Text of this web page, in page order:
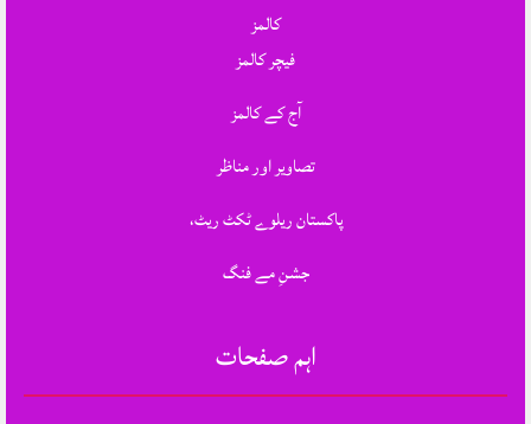
کالمز
فیچر کالمز
آج کے کالمز
تصاویر اور مناظر
پاکستان ریلوے ٹکٹ ریٹ،
جشنِ مے فنگ
اہم صفحات